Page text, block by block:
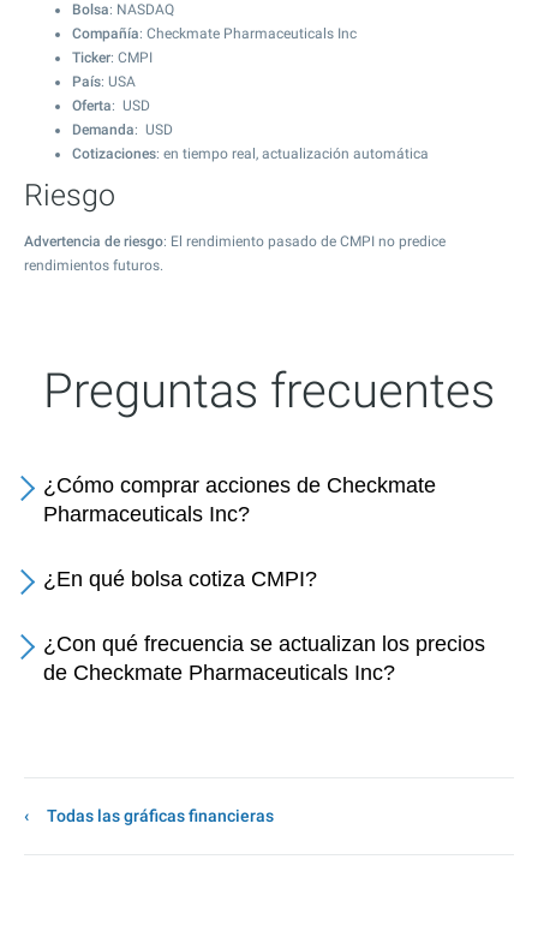
Bolsa: NASDAQ
Compañía: Checkmate Pharmaceuticals Inc
Ticker: CMPI
País: USA
Oferta: USD
Demanda: USD
Cotizaciones: en tiempo real, actualización automática
Riesgo
Advertencia de riesgo: El rendimiento pasado de CMPI no predice
rendimientos futuros.
Preguntas frecuentes
¿Cómo comprar acciones de Checkmate
Pharmaceuticals Inc?
¿En qué bolsa cotiza CMPI?
¿Con qué frecuencia se actualizan los precios
de Checkmate Pharmaceuticals Inc?
Todas las gráficas financieras